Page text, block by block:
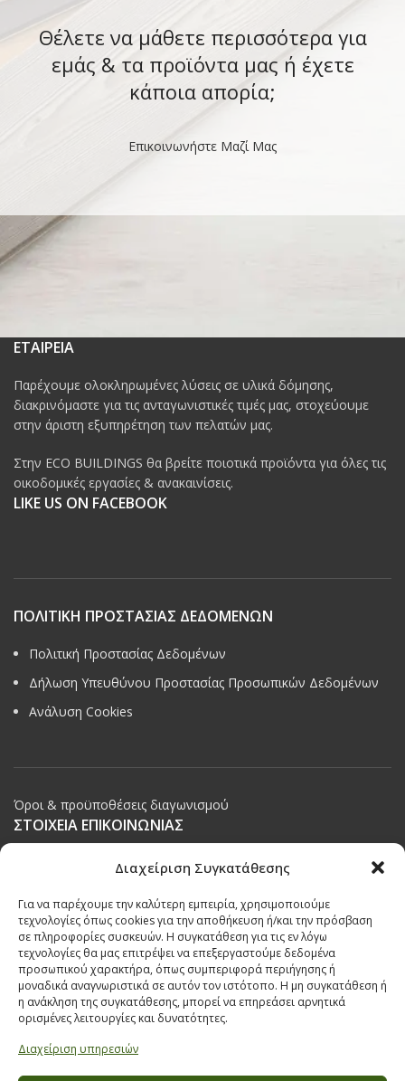
Διαχείριση Συγκατάθεσης
Για να παρέχουμε την καλύτερη εμπειρία, χρησιμοποιούμε
τεχνολογίες όπως cookies για την αποθήκευση ή/και την πρόσβαση
σε πληροφορίες συσκευών. Η συγκατάθεση για τις εν λόγω
τεχνολογίες θα μας επιτρέψει να επεξεργαστούμε δεδομένα
προσωπικού χαρακτήρα, όπως συμπεριφορά περιήγησης ή
μοναδικά αναγνωριστικά σε αυτόν τον ιστότοπο. Η μη συγκατάθεση ή
η ανάκληση της συγκατάθεσης, μπορεί να επηρεάσει αρνητικά
ορισμένες λειτουργίες και δυνατότητες.
Διαχείριση υπηρεσιών
Θέλετε να μάθετε περισσότερα για
εμάς & τα προϊόντα μας ή έχετε
κάποια απορία;
Επικοινωνήστε Μαζί Μας
ΕΤΑΙΡΕΙΑ
Παρέχουμε ολοκληρωμένες λύσεις σε υλικά δόμησης,
διακρινόμαστε για τις ανταγωνιστικές τιμές μας, στοχεύουμε
στην άριστη εξυπηρέτηση των πελατών μας.
Στην ECO BUILDINGS θα βρείτε ποιοτικά προϊόντα για όλες τις
οικοδομικές εργασίες & ανακαινίσεις.
LIKE US ON FACEBOOK
ΠΟΛΙΤΙΚΗ ΠΡΟΣΤΑΣΙΑΣ ΔΕΔΟΜΕΝΩΝ
Πολιτική Προστασίας Δεδομένων
Δήλωση Υπευθύνου Προστασίας Προσωπικών Δεδομένων
Ανάλυση Cookies
Όροι & προϋποθέσεις διαγωνισμού
ΣΤΟΙΧΕΙΑ ΕΠΙΚΟΙΝΩΝΙΑΣ
Παπαναστασίου 209,
Τηλ:231 030 9709,231 035 1630
Email:info@ecobuildings.gr
Email:eshop@ecobuildings.gr
ΟΡΟΙ ΧΡΗΣΗΣ
ΠΟΛΙΤΙΚΗ ΑΠΟΡΡΗΤΟΥ
ΒΡΕΙΤΕ ΜΑΣ ΣΤΟ ΧΑΡΤΗ